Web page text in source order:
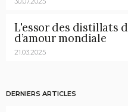
L'essor des distillats
d’amour mondiale
21.03.2025
DERNIERS ARTICLES